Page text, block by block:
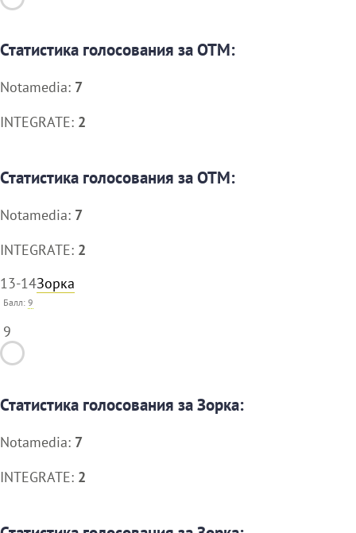
Статистика голосования за ОТМ:
Notamedia: 7
INTEGRATE: 2
Статистика голосования за ОТМ:
Notamedia: 7
INTEGRATE: 2
13-14Зорка
Балл:9
9
Статистика голосования за Зорка:
Notamedia: 7
INTEGRATE: 2